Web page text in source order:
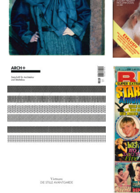
ARCH+ Nr. 226, Herbst
2016